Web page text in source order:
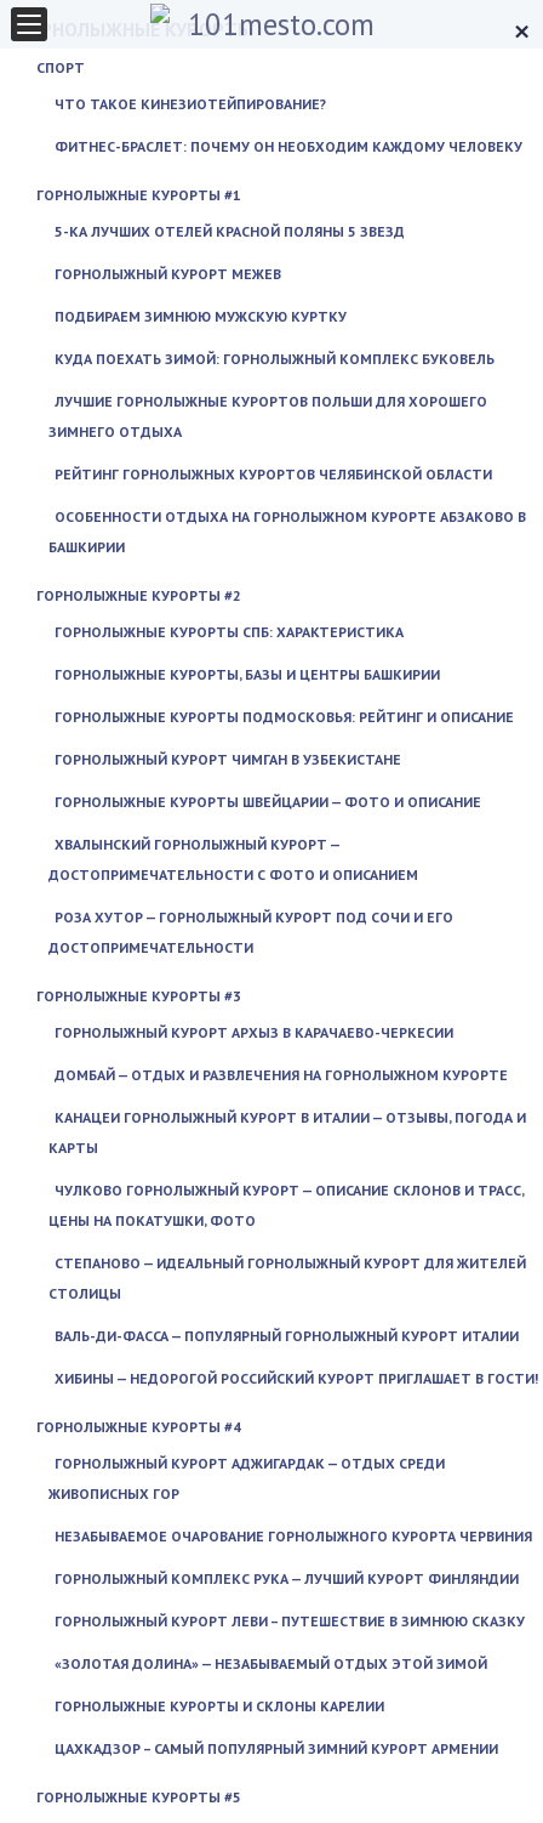
×
ГОРНОЛЫЖНЫЕ КУРОРТЫ
СПОРТ
ЧТО ТАКОЕ КИНЕЗИОТЕЙПИРОВАНИЕ?
ФИТНЕС-БРАСЛЕТ: ПОЧЕМУ ОН НЕОБХОДИМ КАЖДОМУ ЧЕЛОВЕКУ
ГОРНОЛЫЖНЫЕ КУРОРТЫ #1
5-КА ЛУЧШИХ ОТЕЛЕЙ КРАСНОЙ ПОЛЯНЫ 5 ЗВЕЗД
ГОРНОЛЫЖНЫЙ КУРОРТ МЕЖЕВ
ПОДБИРАЕМ ЗИМНЮЮ МУЖСКУЮ КУРТКУ
КУДА ПОЕХАТЬ ЗИМОЙ: ГОРНОЛЫЖНЫЙ КОМПЛЕКС БУКОВЕЛЬ
ЛУЧШИЕ ГОРНОЛЫЖНЫЕ КУРОРТОВ ПОЛЬШИ ДЛЯ ХОРОШЕГО
ЗИМНЕГО ОТДЫХА
РЕЙТИНГ ГОРНОЛЫЖНЫХ КУРОРТОВ ЧЕЛЯБИНСКОЙ ОБЛАСТИ
ОСОБЕННОСТИ ОТДЫХА НА ГОРНОЛЫЖНОМ КУРОРТЕ АБЗАКОВО В
БАШКИРИИ
ГОРНОЛЫЖНЫЕ КУРОРТЫ #2
ГОРНОЛЫЖНЫЕ КУРОРТЫ СПБ: ХАРАКТЕРИСТИКА
ГОРНОЛЫЖНЫЕ КУРОРТЫ, БАЗЫ И ЦЕНТРЫ БАШКИРИИ
ГОРНОЛЫЖНЫЕ КУРОРТЫ ПОДМОСКОВЬЯ: РЕЙТИНГ И ОПИСАНИЕ
ГОРНОЛЫЖНЫЙ КУРОРТ ЧИМГАН В УЗБЕКИСТАНЕ
ГОРНОЛЫЖНЫЕ КУРОРТЫ ШВЕЙЦАРИИ — ФОТО И ОПИСАНИЕ
ХВАЛЫНСКИЙ ГОРНОЛЫЖНЫЙ КУРОРТ —
ДОСТОПРИМЕЧАТЕЛЬНОСТИ С ФОТО И ОПИСАНИЕМ
РОЗА ХУТОР — ГОРНОЛЫЖНЫЙ КУРОРТ ПОД СОЧИ И ЕГО
ДОСТОПРИМЕЧАТЕЛЬНОСТИ
ГОРНОЛЫЖНЫЕ КУРОРТЫ #3
ГОРНОЛЫЖНЫЙ КУРОРТ АРХЫЗ В КАРАЧАЕВО-ЧЕРКЕСИИ
ДОМБАЙ — ОТДЫХ И РАЗВЛЕЧЕНИЯ НА ГОРНОЛЫЖНОМ КУРОРТЕ
КАНАЦЕИ ГОРНОЛЫЖНЫЙ КУРОРТ В ИТАЛИИ — ОТЗЫВЫ, ПОГОДА И
КАРТЫ
ЧУЛКОВО ГОРНОЛЫЖНЫЙ КУРОРТ — ОПИСАНИЕ СКЛОНОВ И ТРАСС,
ЦЕНЫ НА ПОКАТУШКИ, ФОТО
СТЕПАНОВО — ИДЕАЛЬНЫЙ ГОРНОЛЫЖНЫЙ КУРОРТ ДЛЯ ЖИТЕЛЕЙ
СТОЛИЦЫ
ВАЛЬ-ДИ-ФАССА — ПОПУЛЯРНЫЙ ГОРНОЛЫЖНЫЙ КУРОРТ ИТАЛИИ
ХИБИНЫ — НЕДОРОГОЙ РОССИЙСКИЙ КУРОРТ ПРИГЛАШАЕТ В ГОСТИ!
ГОРНОЛЫЖНЫЕ КУРОРТЫ #4
ГОРНОЛЫЖНЫЙ КУРОРТ АДЖИГАРДАК — ОТДЫХ СРЕДИ
ЖИВОПИСНЫХ ГОР
НЕЗАБЫВАЕМОЕ ОЧАРОВАНИЕ ГОРНОЛЫЖНОГО КУРОРТА ЧЕРВИНИЯ
ГОРНОЛЫЖНЫЙ КОМПЛЕКС РУКА — ЛУЧШИЙ КУРОРТ ФИНЛЯНДИИ
ГОРНОЛЫЖНЫЙ КУРОРТ ЛЕВИ – ПУТЕШЕСТВИЕ В ЗИМНЮЮ СКАЗКУ
«ЗОЛОТАЯ ДОЛИНА» — НЕЗАБЫВАЕМЫЙ ОТДЫХ ЭТОЙ ЗИМОЙ
ГОРНОЛЫЖНЫЕ КУРОРТЫ И СКЛОНЫ КАРЕЛИИ
ЦАХКАДЗОР – САМЫЙ ПОПУЛЯРНЫЙ ЗИМНИЙ КУРОРТ АРМЕНИИ
ГОРНОЛЫЖНЫЕ КУРОРТЫ #5